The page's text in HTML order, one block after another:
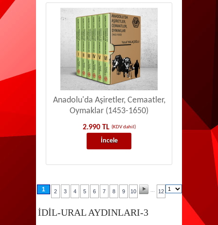
Anadolu'da Aşiretler, Cemaatler,
Oymaklar (1453-1650)
2.990 TL (KDV dahil)
İncele
1 2 3 4 5 6 7 8 9 10 12
İDİL-URAL AYDINLARI-3